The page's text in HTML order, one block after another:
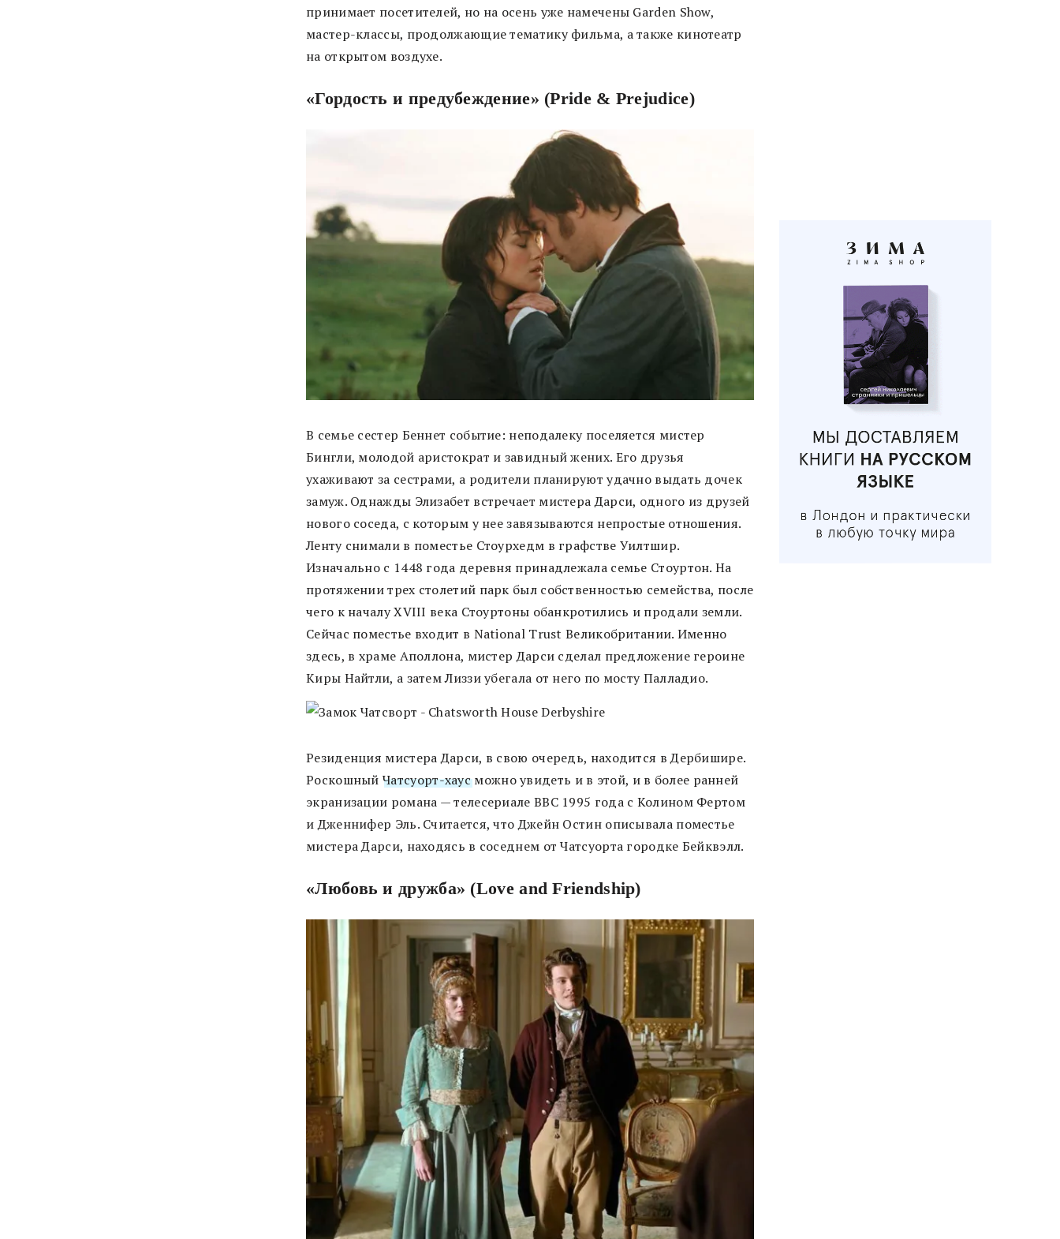
принимает посетителей, но на осень уже намечены Garden Show,
мастер-классы, продолжающие тематику фильма, а также кинотеатр
на открытом воздухе.
«Гордость и предубеждение» (Pride & Prejudice)
В семье сестер Беннет событие: неподалеку поселяется мистер
Бингли, молодой аристократ и завидный жених. Его друзья
ухаживают за сестрами, а родители планируют удачно выдать дочек
замуж. Однажды Элизабет встречает мистера Дарси, одного из друзей
нового соседа, с которым у нее завязываются непростые отношения.
Ленту снимали в поместье Стоурхедм в графстве Уилтшир.
Изначально с 1448 года деревня принадлежала семье Стоуртон. На
протяжении трех столетий парк был собственностью семейства, после
чего к началу XVIII века Стоуртоны обанкротились и продали земли.
Сейчас поместье входит в National Trust Великобритании. Именно
здесь, в храме Аполлона, мистер Дарси сделал предложение героине
Киры Найтли, а затем Лиззи убегала от него по мосту Палладио.
Резиденция мистера Дарси, в свою очередь, находится в Дербишире.
РоскошныйЧатсуорт-хаусможно увидеть и в этой, и в более ранней
экранизации романа — телесериале BBC 1995 года с Колином Фертом
и Дженнифер Эль. Считается, что Джейн Остин описывала поместье
мистера Дарси, находясь в соседнем от Чатсуорта городке Бейквэлл.
«Любовь и дружба» (Love and Friendship)